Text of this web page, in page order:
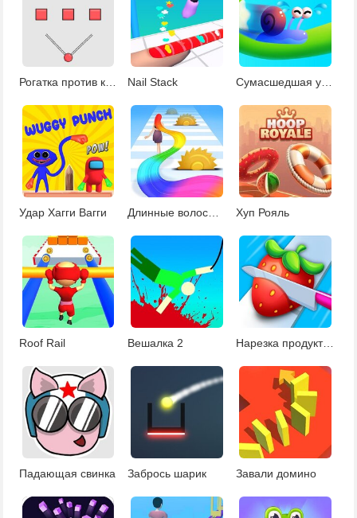
Рогатка против кирпичей Nail Stack Сумасшедшая улитка
Удар Хагги Вагги Длинные волосы Барби челлендж Хуп Рояль
Roof Rail Вешалка 2 Нарезка продуктов
Падающая свинка Забрось шарик Завали домино